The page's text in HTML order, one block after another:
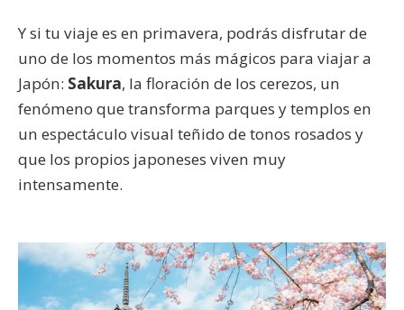
Y si tu viaje es en primavera, podrás disfrutar de
uno de los momentos más mágicos para viajar a
Japón: Sakura, la floración de los cerezos, un
fenómeno que transforma parques y templos en
un espectáculo visual teñido de tonos rosados y
que los propios japoneses viven muy
intensamente.